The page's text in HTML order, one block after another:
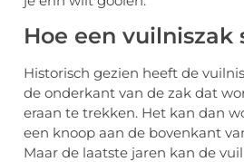
Hoe een vuilniszak
Historisch gezien heeft de
de onderkant van de zak dat
eraan te trekken. Het kan dan
een ​​knoop aan de bovenkant
Maar de laatste jaren kan de